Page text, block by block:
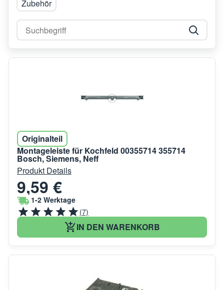
Zubehör
Originalteil
Montageleiste für Kochfeld 00355714 355714
Bosch, Siemens, Neff
Produkt Details
9,59 €
1-2 Werktage
(7)
IN DEN WARENKORB